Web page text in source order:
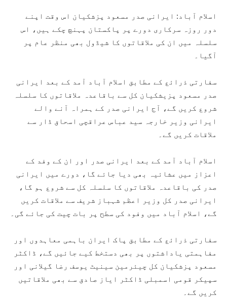
اسلام آباد: ایرانی صدر مسعود پزشکیان اس وقت اپنے
دور روزہ سرکاری دورے پر پاکستان پہنچ چکے ہیں، اس
سلسلہ میں ان کی ملاقاتوں کا شیڈول بھی منظر عام پر
آگیا۔
سفارتی ذرائع کے مطابق اسلام آباد آمد کے بعد ایرانی
صدر مسعود پزیشکیان کل سے باقاعدہ ملاقاتوں کا سلسلہ
شروع کریں گے، آج ایرانی صدر کے ہمراہ آنے والے
ایرانی وزیر خارجہ سید عباس عراقچی اسحاق ڈار سے
ملاقات کریں گے۔
اسلام آباد آمد کے بعد ایرانی صدر اور ان کے وفد کے
اعزاز میں عشائیہ بھی دیا جائے گا، دورے میں ایرانی
صدر کی باقاعدہ ملاقاتوں کا سلسلہ کل سے شروع ہو گا،
ایرانی صدر کل وزیر اعظم شہباز شریف سے ملاقات کریں
گے، اسلام آباد میں وفود کی سطح پر بات چیت کی جائے گی۔
سفارتی ذرائع کے مطابق پاک ایران باہمی معاہدوں اور
مفاہمتی یاداشتوں پر بھی دستخط کیے جائیں گے، ڈاکٹر
مسعود پزشکیان کل چیئرمین سینیٹ یوسف رضا گیلانی اور
سپیکر قومی اسمبلی ڈاکٹر ایاز صادق سے بھی ملاقاتیں
کریں گے۔